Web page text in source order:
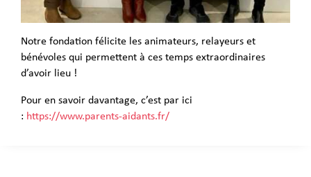
Notre fondation félicite les animateurs, relayeurs et
bénévoles qui permettent à ces temps extraordinaires
d’avoir lieu !
Pour en savoir davantage, c’est par ici
: https://www.parents-aidants.fr/